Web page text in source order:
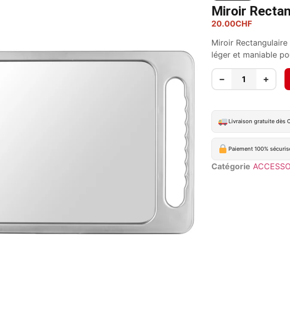
Miroir
20.00CHF
Miroir
léger et maniable
− +
Livraison gratuite dès
Paiement 100%
Catégorie